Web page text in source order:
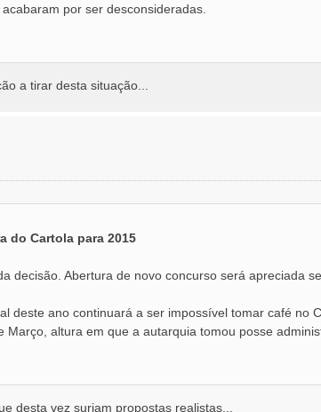
por ser desconsideradas.
a tirar desta situação...
do Cartola para 2015
decisão. Abertura de novo concurso será apreciada
deste ano continuará a ser impossível tomar café no
altura em que a autarquia tomou posse
desta vez surjam propostas realistas...